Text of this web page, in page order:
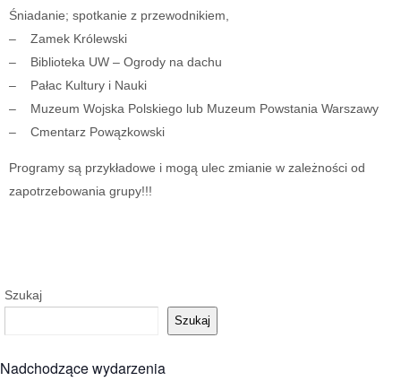
Śniadanie; spotkanie z przewodnikiem,
– Zamek Królewski
– Biblioteka UW – Ogrody na dachu
– Pałac Kultury i Nauki
– Muzeum Wojska Polskiego lub Muzeum Powstania Warszawy
– Cmentarz Powązkowski
Programy są przykładowe i mogą ulec zmianie w zależności od
zapotrzebowania grupy!!!
Szukaj
Szukaj
Nadchodzące wydarzenia